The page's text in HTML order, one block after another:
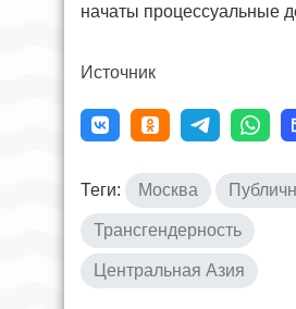
начаты процессуальные
Источник
Теги: Москва
Трансгендерность
Центральная Азия